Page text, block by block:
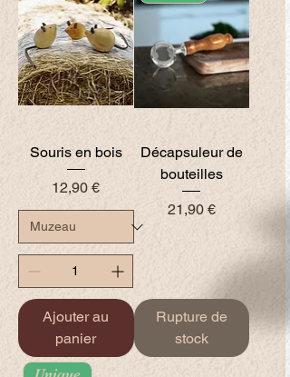
Souris en bois
Prix
12,90 €
Ajouter au
panier
Décapsuleur de
bouteilles
Prix
21,90 €
Rupture de
stock